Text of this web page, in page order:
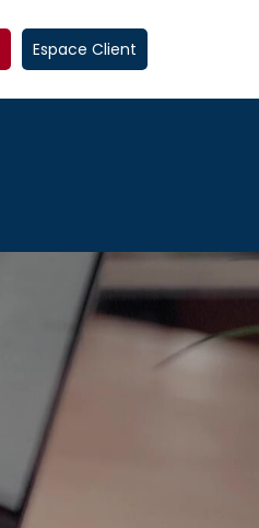
Espace Client